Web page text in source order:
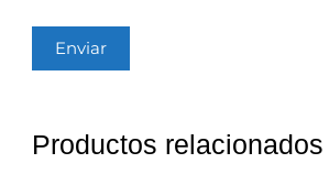
Productos relacionados